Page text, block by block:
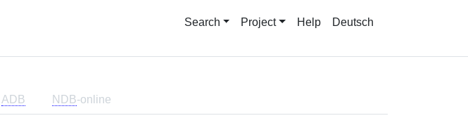
Search Project Help Deutsch
ADB NDB-online